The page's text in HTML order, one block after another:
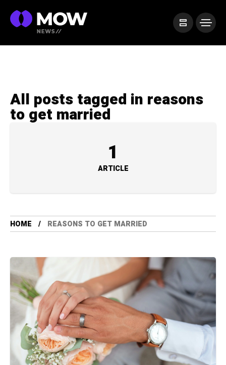
All posts tagged in reasons
to get married
1
ARTICLE
HOME REASONS TO GET MARRIED